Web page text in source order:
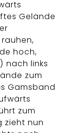
Gelände
hoch,
nach links
zum
Gamsband
zum
zieht nun